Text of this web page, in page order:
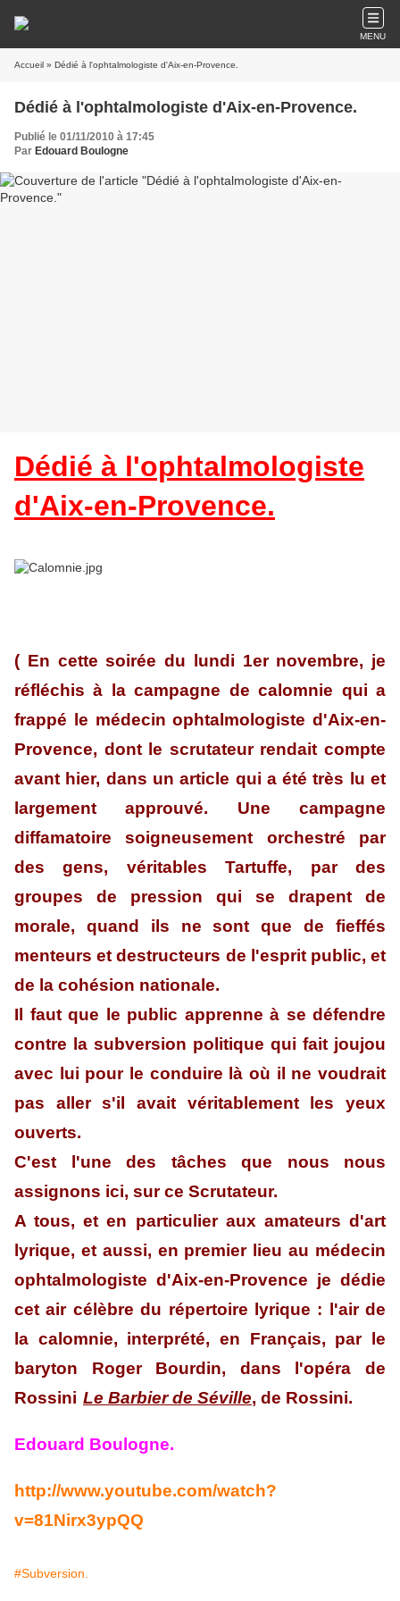
MENU
Accueil » Dédié à l'ophtalmologiste d'Aix-en-Provence.
Dédié à l'ophtalmologiste d'Aix-en-Provence.
Publié le 01/11/2010 à 17:45
Par Edouard Boulogne
Dédié à l'ophtalmologiste
d'Aix-en-Provence.
( En cette soirée du lundi 1er novembre, je
réfléchis à la campagne de calomnie qui a
frappé le médecin ophtalmologiste d'Aix-en-
Provence, dont le scrutateur rendait compte
avant hier, dans un article qui a été très lu et
largement approuvé. Une campagne
diffamatoire soigneusement orchestré par
des gens, véritables Tartuffe, par des
groupes de pression qui se drapent de
morale, quand ils ne sont que de fieffés
menteurs et destructeurs de l'esprit public, et
de la cohésion nationale.
Il faut que le public apprenne à se défendre
contre la subversion politique qui fait joujou
avec lui pour le conduire là où il ne voudrait
pas aller s'il avait véritablement les yeux
ouverts.
C'est l'une des tâches que nous nous
assignons ici, sur ce Scrutateur.
A tous, et en particulier aux amateurs d'art
lyrique, et aussi, en premier lieu au médecin
ophtalmologiste d'Aix-en-Provence je dédie
cet air célèbre du répertoire lyrique : l'air de
la calomnie, interprété, en Français, par le
baryton Roger Bourdin, dans l'opéra de
Rossini Le Barbier de Séville, de Rossini.
Edouard Boulogne.
http://www.youtube.com/watch?
v=81Nirx3ypQQ
#Subversion.